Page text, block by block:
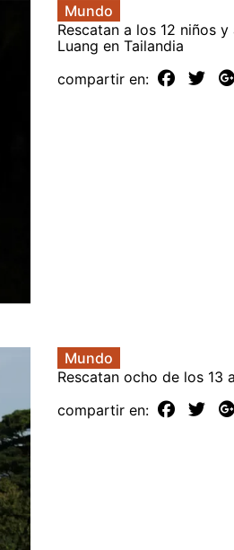
Mundo
Rescatan a los 12 niños
Luang en Tailandia
compartir en:
Mundo
Rescatan ocho de los 13
compartir en: